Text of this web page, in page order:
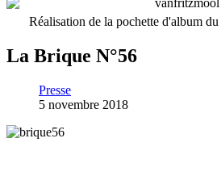
Réalisation de la pochette d'album
La Brique N°56
Presse
5 novembre 2018